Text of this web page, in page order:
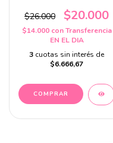
$26.000 $20.000
$14.000 con Transferencia
EN EL DIA
3 cuotas sin interés de
$6.666,67